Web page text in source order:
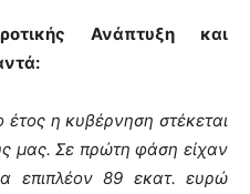
Ανάπτυξη και
η κυβέρνηση στέκεται
μας. Σε πρώτη φάση είχαν
επιπλέον 89 εκατ. ευρώ